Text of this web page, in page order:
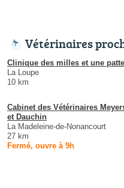
Vétérinaires
Clinique des milles et une patte
La Loupe
10 km
Cabinet des Vétérinaires
et Dauchin
La Madeleine-de-Nonancourt
27 km
Fermé, ouvre à 9h